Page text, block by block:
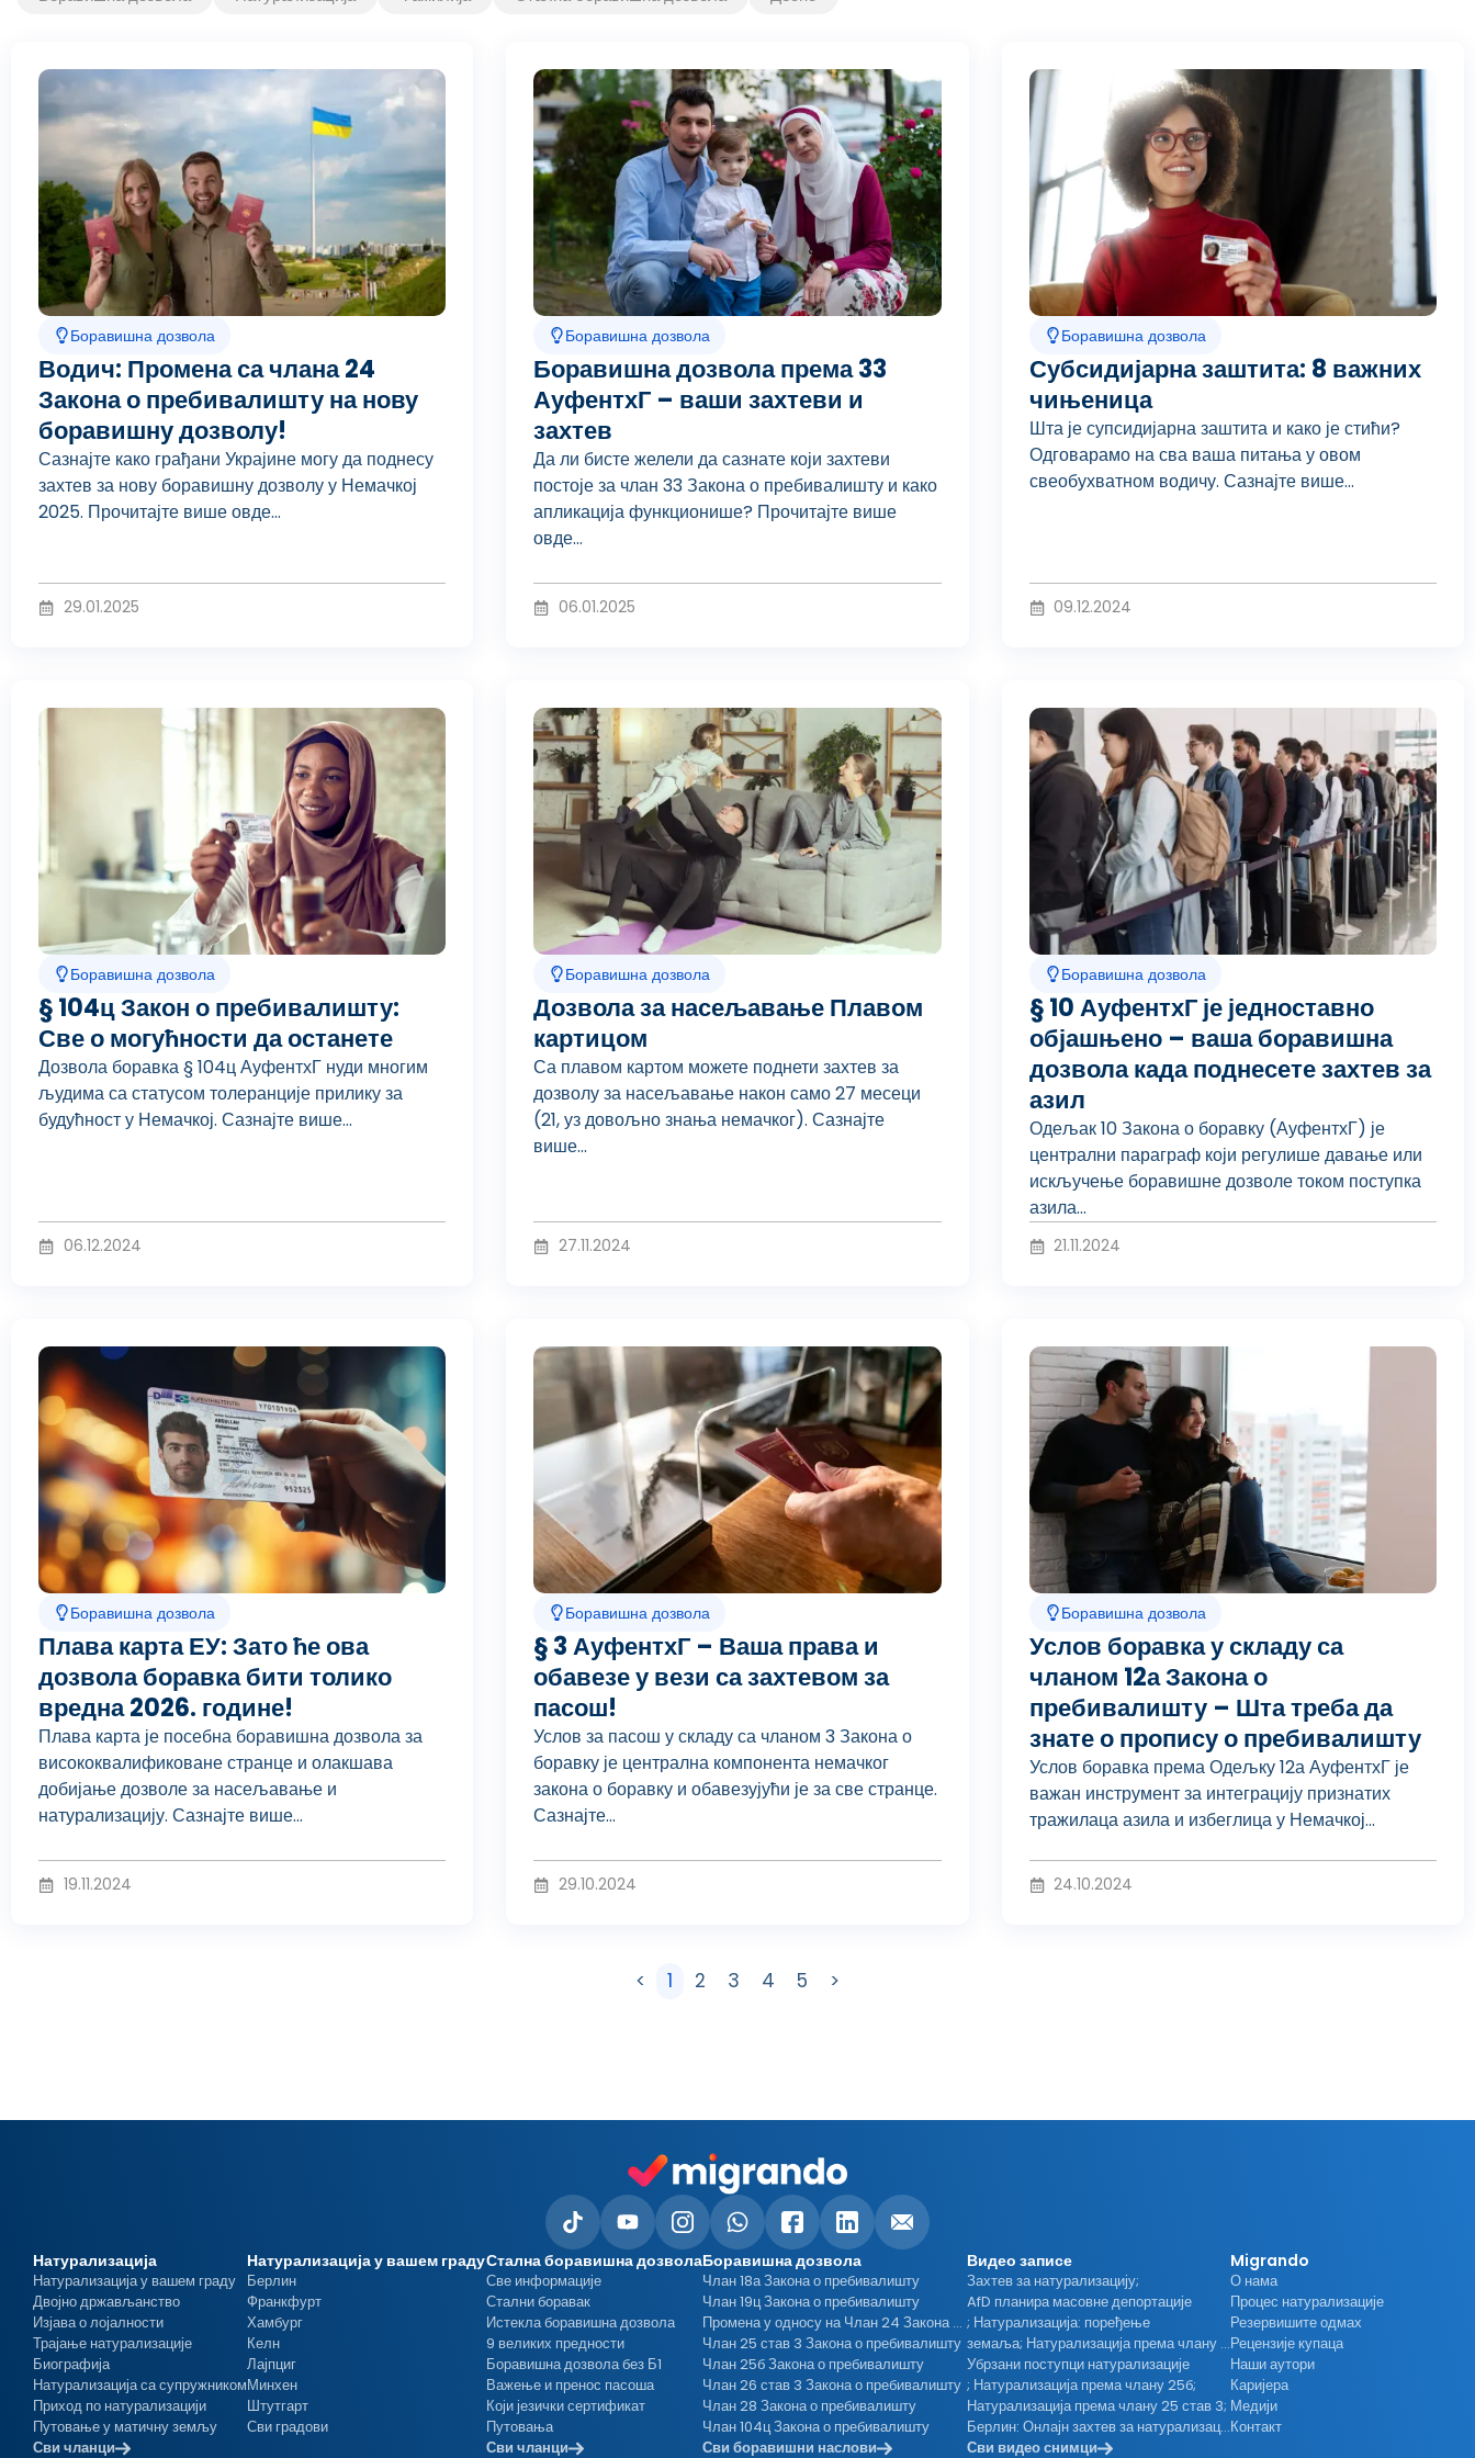
Боравишна дозвола
Водич: Промена са члана 24
Закона о пребивалишту на нову
боравишну дозволу!
Сазнајте како грађани Украјине могу да поднесу
захтев за нову боравишну дозволу у Немачкој
2025. Прочитајте више овде...
29.01.2025
Боравишна дозвола
Боравишна дозвола према 33
АуфентхГ – ваши захтеви и
захтев
Да ли бисте желели да сазнате који захтеви
постоје за члан 33 Закона о пребивалишту и како
апликација функционише? Прочитајте више
овде...
06.01.2025
Боравишна дозвола
Субсидијарна заштита: 8 важних
чињеница
Шта је супсидијарна заштита и како је стићи?
Одговарамо на сва ваша питања у овом
свеобухватном водичу. Сазнајте више...
09.12.2024
Боравишна дозвола
§ 104ц Закон о пребивалишту:
Све о могућности да останете
Дозвола боравка § 104ц АуфентхГ нуди многим
људима са статусом толеранције прилику за
будућност у Немачкој. Сазнајте више...
06.12.2024
Боравишна дозвола
Дозвола за насељавање Плавом
картицом
Са плавом картом можете поднети захтев за
дозволу за насељавање након само 27 месеци
(21, уз довољно знања немачког). Сазнајте
више...
27.11.2024
Боравишна дозвола
§ 10 АуфентхГ је једноставно
објашњено – ваша боравишна
дозвола када поднесете захтев за
азил
Одељак 10 Закона о боравку (АуфентхГ) је
централни параграф који регулише давање или
искључење боравишне дозволе током поступка
азила...
21.11.2024
Боравишна дозвола
Плава карта ЕУ: Зато ће ова
дозвола боравка бити толико
вредна 2026. године!
Плава карта је посебна боравишна дозвола за
висококвалификоване странце и олакшава
добијање дозволе за насељавање и
натурализацију. Сазнајте више...
19.11.2024
Боравишна дозвола
§ 3 АуфентхГ – Ваша права и
обавезе у вези са захтевом за
пасош!
Услов за пасош у складу са чланом 3 Закона о
боравку је централна компонента немачког
закона о боравку и обавезујући је за све странце.
Сазнајте...
29.10.2024
Боравишна дозвола
Услов боравка у складу са
чланом 12а Закона о
пребивалишту – Шта треба да
знате о пропису о пребивалишту
Услов боравка према Одељку 12а АуфентхГ је
важан инструмент за интеграцију признатих
тражилаца азила и избеглица у Немачкој...
24.10.2024
< 1 2 3 4 5 >
Натурализација
Натурализација у вашем граду
Двојно држављанство
Изјава о лојалности
Трајање натурализације
Биографија
Натурализација са супружником
Приход по натурализацији
Путовање у матичну земљу
Сви чланци
Натурализација у вашем граду
Берлин
Франкфурт
Хамбург
Келн
Лајпциг
Минхен
Штутгарт
Сви градови
Стална боравишна дозвола
Све информације
Стални боравак
Истекла боравишна дозвола
9 великих предности
Боравишна дозвола без Б1
Важење и пренос пасоша
Који језички сертификат
Путовања
Сви чланци
Боравишна дозвола
Члан 18а Закона о пребивалишту
Члан 19ц Закона о пребивалишту
Промена у односу на Члан 24 Закона о пребивалишту
Члан 25 став 3 Закона о пребивалишту
Члан 25б Закона о пребивалишту
Члан 26 став 3 Закона о пребивалишту
Члан 28 Закона о пребивалишту
Члан 104ц Закона о пребивалишту
Сви боравишни наслови
Видео записе
Захтев за натурализацију;
AfD планира масовне депортације
; Натурализација: поређење
земаља; Натурализација према члану 28 став 1 бр. 1;
Убрзани поступци натурализације
; Натурализација према члану 25б;
Натурализација према члану 25 став 3;
Берлин: Онлајн захтев за натурализацију;
Сви видео снимци
Migrando
О нама
Процес натурализације
Резервишите одмах
Рецензије купаца
Наши аутори
Каријера
Медији
Контакт